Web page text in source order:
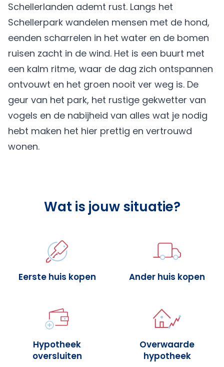
Schellerlanden ademt rust. Langs het
Schellerpark wandelen mensen met de hond,
eenden scharrelen in het water en de bomen
ruisen zacht in de wind. Het is een buurt met
een kalm ritme, waar de dag zich ontspannen
ontvouwt en het groen nooit ver weg is. De
geur van het park, het rustige gekwetter van
vogels en de nabijheid van alles wat je nodig
hebt maken het hier prettig en vertrouwd
wonen.
Wat is jouw situatie?
Eerste huis kopen Ander huis kopen
Hypotheek
oversluiten
Overwaarde
hypotheek